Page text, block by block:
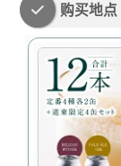
购买地点